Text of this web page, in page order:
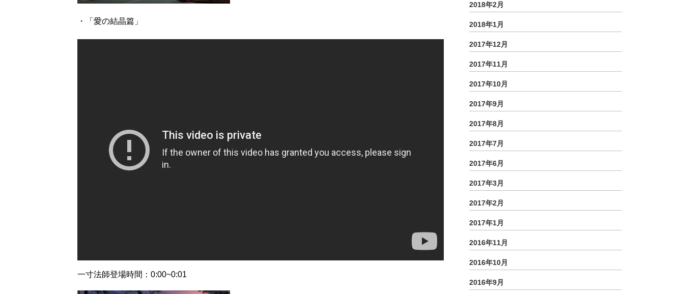
・「愛の結晶篇」
一寸法師登場時間：0:00~0:01
2018年2月
2018年1月
2017年12月
2017年11月
2017年10月
2017年9月
2017年8月
2017年7月
2017年6月
2017年3月
2017年2月
2017年1月
2016年11月
2016年10月
2016年9月